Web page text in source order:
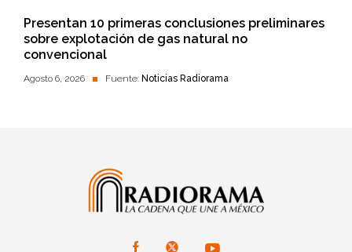
Presentan 10 primeras conclusiones preliminares
sobre explotación de gas natural no
convencional
Agosto 6, 2026 Fuente: Noticias Radiorama